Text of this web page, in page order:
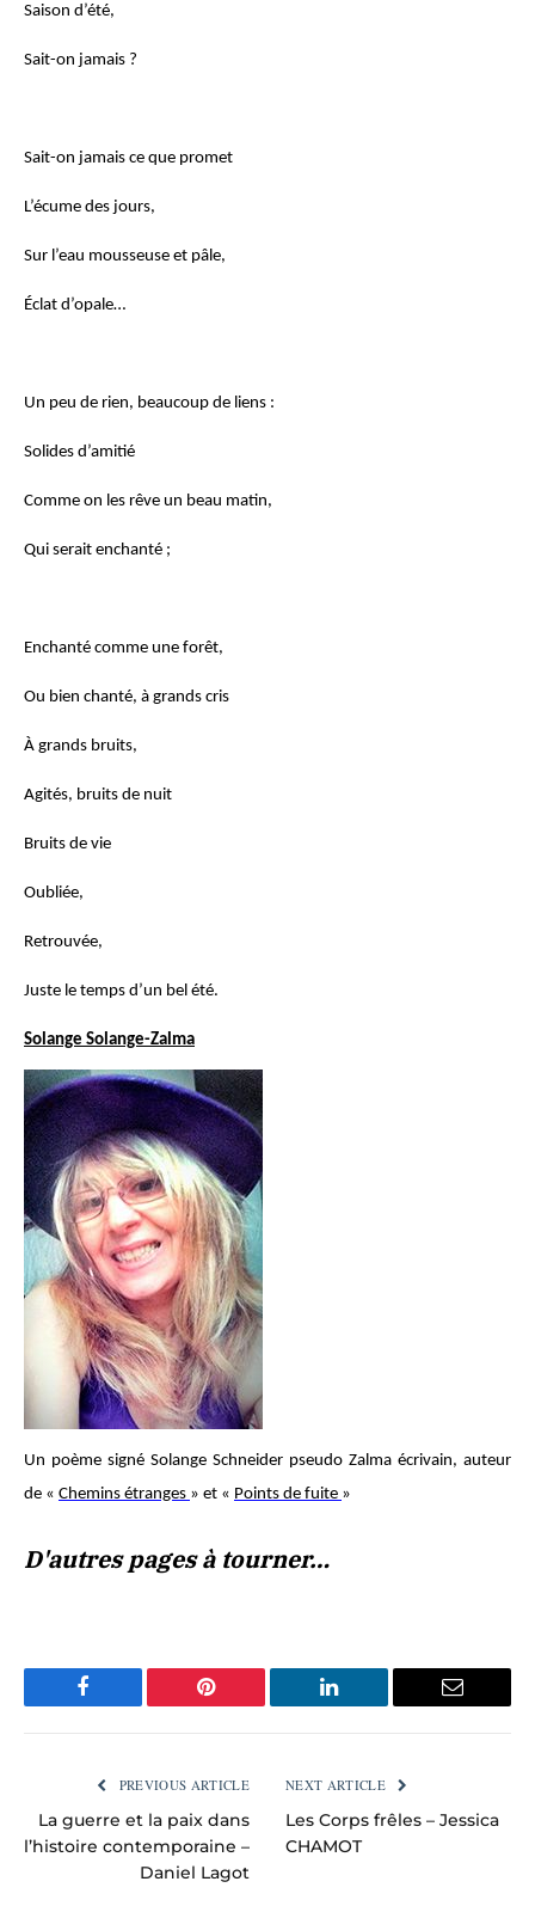
Saison d’été,
Sait-on jamais ?
Sait-on jamais ce que promet
L’écume des jours,
Sur l’eau mousseuse et pâle,
Éclat d’opale…
Un peu de rien, beaucoup de liens :
Solides d’amitié
Comme on les rêve un beau matin,
Qui serait enchanté ;
Enchanté comme une forêt,
Ou bien chanté, à grands cris
À grands bruits,
Agités, bruits de nuit
Bruits de vie
Oubliée,
Retrouvée,
Juste le temps d’un bel été.
Solange Solange-Zalma
Un poème signé Solange Schneider pseudo Zalma écrivain, auteur
de « Chemins étranges » et « Points de fuite »
D'autres pages à tourner…
Facebook Pinterest LinkedIn Email
PREVIOUS ARTICLE
La guerre et la paix dans
l’histoire contemporaine –
Daniel Lagot
NEXT ARTICLE
Les Corps frêles – Jessica
CHAMOT